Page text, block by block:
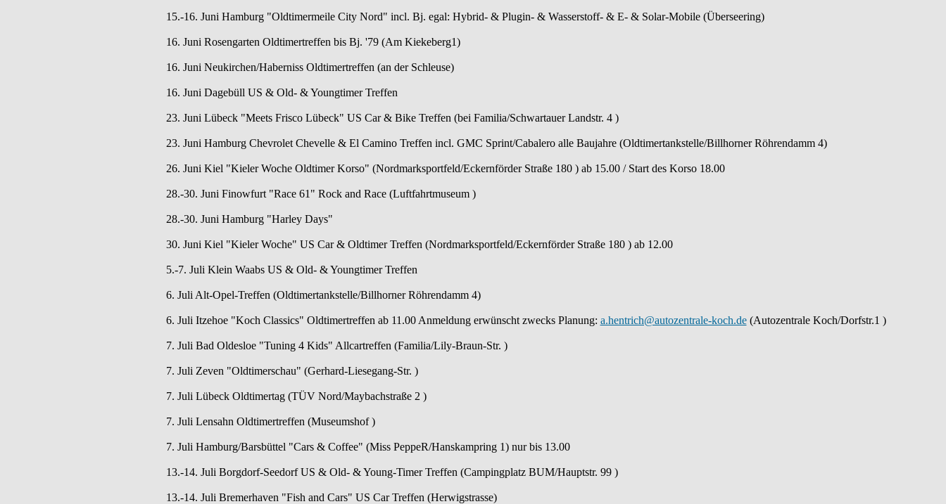
15.-16. Juni Hamburg "Oldtimermeile City Nord" incl. Bj. egal: Hybrid- & Plugin- & Wasserstoff- & E- & Solar-Mobile (Überseering)
16. Juni Rosengarten Oldtimertreffen bis Bj. '79 (Am Kiekeberg1)
16. Juni Neukirchen/Haberniss Oldtimertreffen (an der Schleuse)
16. Juni Dagebüll US & Old- & Youngtimer Treffen
23. Juni Lübeck "Meets Frisco Lübeck" US Car & Bike Treffen (bei Familia/Schwartauer Landstr. 4 )
23. Juni Hamburg Chevrolet Chevelle & El Camino Treffen incl. GMC Sprint/Cabalero alle Baujahre (Oldtimertankstelle/Billhorner Röhrendamm 4)
26. Juni Kiel "Kieler Woche Oldtimer Korso" (Nordmarksportfeld/Eckernförder Straße 180 ) ab 15.00 / Start des Korso 18.00
28.-30. Juni Finowfurt "Race 61" Rock and Race (Luftfahrtmuseum )
28.-30. Juni Hamburg "Harley Days"
30. Juni Kiel "Kieler Woche" US Car & Oldtimer Treffen (Nordmarksportfeld/Eckernförder Straße 180 ) ab 12.00
5.-7. Juli Klein Waabs US & Old- & Youngtimer Treffen
6. Juli Alt-Opel-Treffen (Oldtimertankstelle/Billhorner Röhrendamm 4)
6. Juli Itzehoe "Koch Classics" Oldtimertreffen ab 11.00 Anmeldung erwünscht zwecks Planung: a.hentrich@autozentrale-koch.de(Autozentrale Koch/Dorfstr.1 )
7. Juli Bad Oldesloe "Tuning 4 Kids" Allcartreffen (Familia/Lily-Braun-Str. )
7. Juli Zeven "Oldtimerschau" (Gerhard-Liesegang-Str. )
7. Juli Lübeck Oldtimertag (TÜV Nord/Maybachstraße 2 )
7. Juli Lensahn Oldtimertreffen (Museumshof )
7. Juli Hamburg/Barsbüttel "Cars & Coffee" (Miss PeppeR/Hanskampring 1) nur bis 13.00
13.-14. Juli Borgdorf-Seedorf US & Old- & Young-Timer Treffen (Campingplatz BUM/Hauptstr. 99 )
13.-14. Juli Bremerhaven "Fish and Cars" US Car Treffen (Herwigstrasse)